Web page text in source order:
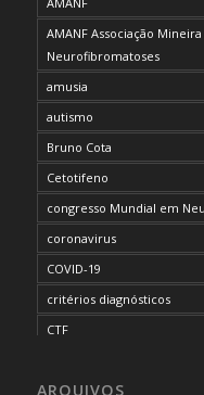
AMANF Associação
Neurofibromatoses
amusia
autismo
Bruno Cota
Cetotifeno
congresso Mundial em
coronavirus
COVID-19
critérios diagnósticos
CTF
desordem do
ARQUIVOS